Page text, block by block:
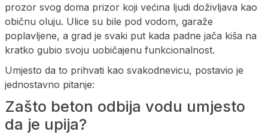
prozor svog doma prizor koji većina ljudi doživljava kao
običnu oluju. Ulice su bile pod vodom, garaže
poplavljene, a grad je svaki put kada padne jača kiša na
kratko gubio svoju uobičajenu funkcionalnost.
Umjesto da to prihvati kao svakodnevicu, postavio je
jednostavno pitanje:
Zašto beton odbija vodu umjesto
da je upija?